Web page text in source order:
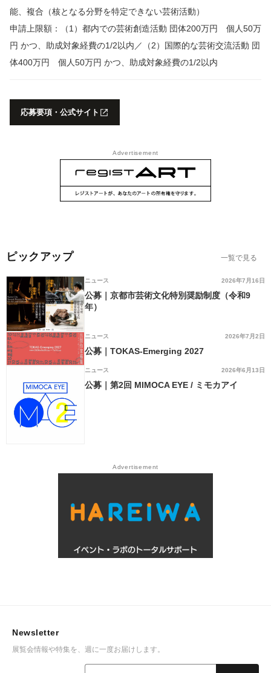
能、複合（核となる分野を特定できない芸術活動）
申請上限額：（1）都内での芸術創造活動 団体200万円 個人50万
円 かつ、助成対象経費の1/2以内／（2）国際的な芸術交流活動 団
体400万円 個人50万円 かつ、助成対象経費の1/2以内
応募要項・公式サイト
Advertisement
ピックアップ 一覧で見る
2026年7月16日
ニュース
公募｜京都市芸術文化特別奨励制度（令和9
年）
2026年7月2日
ニュース
公募｜TOKAS-Emerging 2027
2026年6月13日
ニュース
公募｜第2回 MIMOCA EYE / ミモカアイ
Advertisement
Newsletter
展覧会情報や特集を、週に一度お届けします。